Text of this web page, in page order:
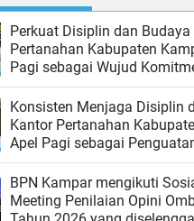
Perkuat Disiplin dan Budaya
Pertanahan Kabupaten
Pagi sebagai Wujud
Kualitas Pelayanan
Konsisten Menjaga Disiplin
Kantor Pertanahan
Apel Pagi sebagai
Organisasi
BPN Kampar mengikuti
Meeting Penilaian Opini